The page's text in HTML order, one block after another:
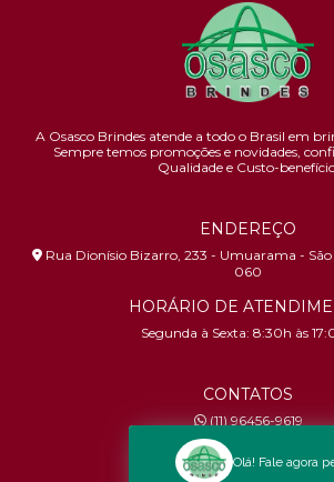
A Osasco Brindes atende a todo o Brasil em
Sempre temos promoções e novidades,
Qualidade e Custo-
ENDEREÇO
Rua Dionísio Bizarro, 233 - Umuarama -
060
HORÁRIO DE
Segunda à Sexta: 8:30h às
CONTATOS
(11) 96456-9619
CNPJ:26.434.153/0001-30
Olá! Fale agora